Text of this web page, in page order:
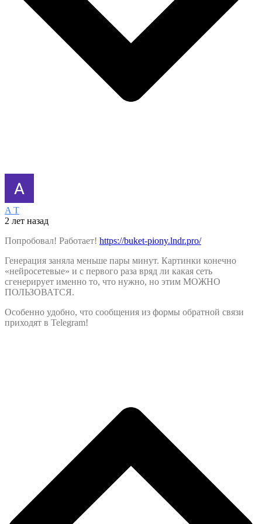
A T
2 лет назад
Попробовал! Работает! https://buket-piony.lndr.pro/
Генерация заняла меньше пары минут. Картинки конечно
«нейросетевые» и с первого раза вряд ли какая сеть
сгенерирует именно то, что нужно, но этим МОЖНО
ПОЛЬЗОВАТСЯ.
Особенно удобно, что сообщения из формы обратной связи
приходят в Telegram!